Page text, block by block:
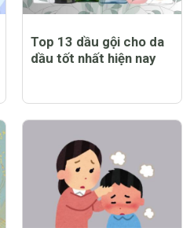
Top 13 dầu gội cho da
dầu tốt nhất hiện nay